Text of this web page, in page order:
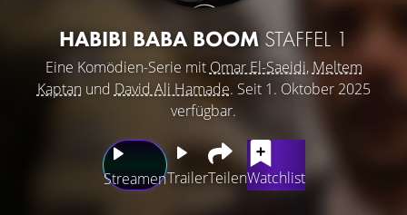
HABIBI BABA BOOM STAFFEL 1
Eine Komödien-Serie mit Omar El-Saeidi, Meltem
Kaptan und David Ali Hamade. Seit 1. Oktober 2025
verfügbar.
StreamenTrailerTeilenWatchlist